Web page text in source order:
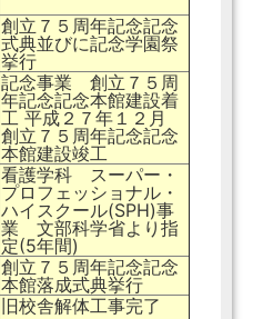
創立７５周年記念記念
式典並びに記念学園祭
挙行
記念事業 創立７５周
年記念記念本館建設着
工 平成２７年１２月
創立７５周年記念記念
本館建設竣工
看護学科 スーパー・
プロフェッショナル・
ハイスクール(SPH)事
業 文部科学省より指
定(5年間)
創立７５周年記念記念
本館落成式典挙行
旧校舎解体工事完了